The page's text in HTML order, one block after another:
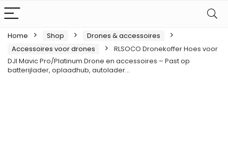
Home Shop
Drones & accessoires
Accessoires voor drones
RLSOCO Dronekoffer Hoes voor
DJI Mavic Pro/Platinum Drone en accessoires – Past op
batterijlader, oplaadhub, autolader…